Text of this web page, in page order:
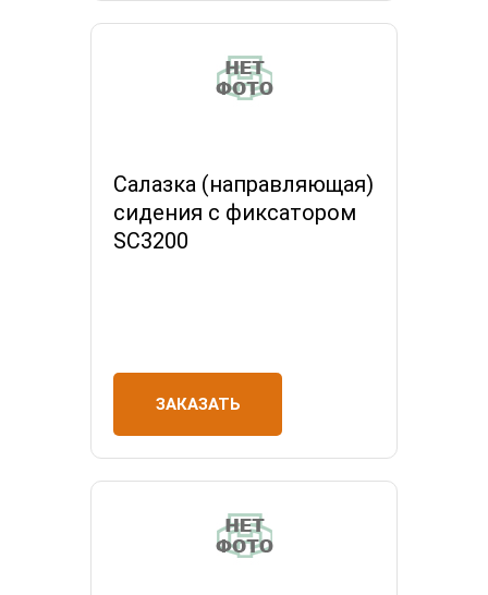
Салазка (направляющая)
сидения с фиксатором
SC3200
ЗАКАЗАТЬ